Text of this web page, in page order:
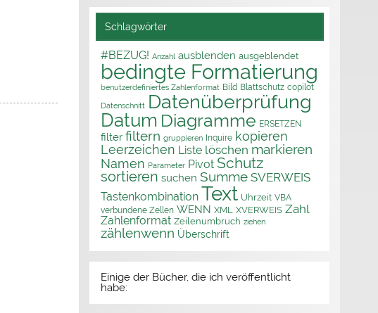
Schlagwörter
#BEZUG! Anzahl ausblenden ausgeblendet
bedingte Formatierung
benutzerdefiniertes Zahlenformat Bild Blattschutz copilot
Datenschnitt Datenüberprüfung
Datum Diagramme ERSETZEN
filter filtern gruppieren Inquire kopieren
Leerzeichen Liste löschen markieren
Namen Parameter Pivot Schutz
sortieren suchen Summe SVERWEIS
Tastenkombination Text Uhrzeit VBA
verbundene Zellen WENN XML XVERWEIS Zahl
Zahlenformat Zeilenumbruch ziehen
zählenwenn Überschrift
Einige der Bücher, die ich veröffentlicht
habe: